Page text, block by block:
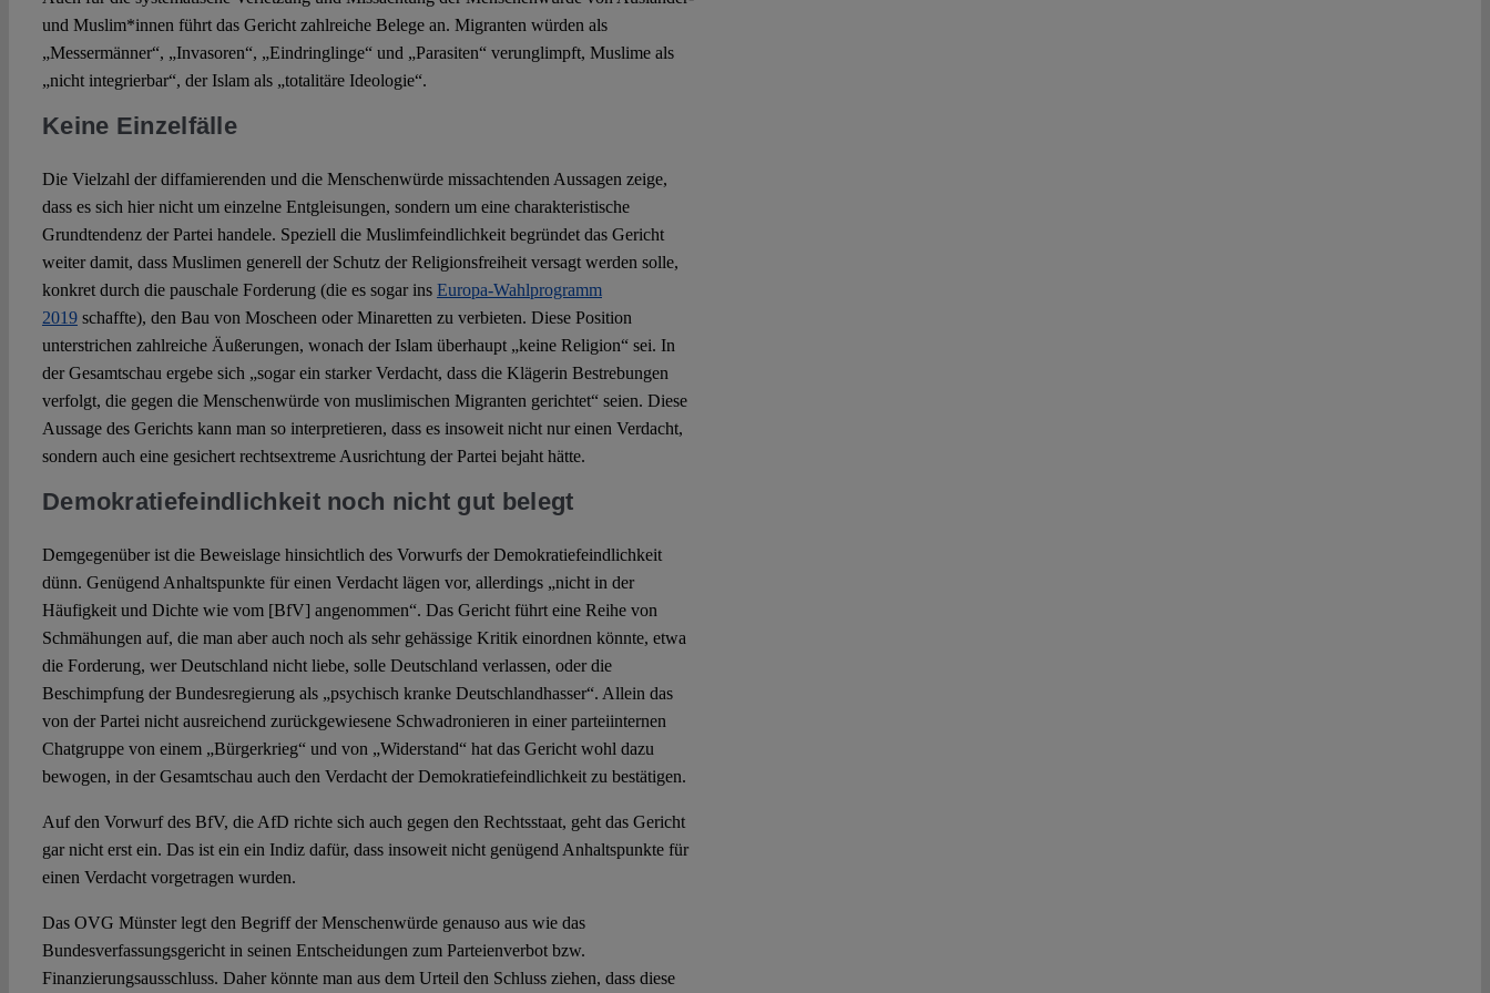
und Muslim*innen führt das Gericht zahlreiche Belege an. Migranten würden als
„Messermänner“, „Invasoren“, „Eindringlinge“ und „Parasiten“ verunglimpft, Muslime als
„nicht integrierbar“, der Islam als „totalitäre Ideologie“.
Keine Einzelfälle
Die Vielzahl der diffamierenden und die Menschenwürde missachtenden Aussagen zeige,
dass es sich hier nicht um einzelne Entgleisungen, sondern um eine charakteristische
Grundtendenz der Partei handele. Speziell die Muslimfeindlichkeit begründet das Gericht
weiter damit, dass Muslimen generell der Schutz der Religionsfreiheit versagt werden solle,
konkret durch die pauschale Forderung (die es sogar ins Europa-Wahlprogramm
2019schaffte), den Bau von Moscheen oder Minaretten zu verbieten. Diese Position
unterstrichen zahlreiche Äußerungen, wonach der Islam überhaupt „keine Religion“ sei. In
der Gesamtschau ergebe sich „sogar ein starker Verdacht, dass die Klägerin Bestrebungen
verfolgt, die gegen die Menschenwürde von muslimischen Migranten gerichtet“ seien. Diese
Aussage des Gerichts kann man so interpretieren, dass es insoweit nicht nur einen Verdacht,
sondern auch eine gesichert rechtsextreme Ausrichtung der Partei bejaht hätte.
Demokratiefeindlichkeit noch nicht gut belegt
Demgegenüber ist die Beweislage hinsichtlich des Vorwurfs der Demokratiefeindlichkeit
dünn. Genügend Anhaltspunkte für einen Verdacht lägen vor, allerdings „nicht in der
Häufigkeit und Dichte wie vom [BfV] angenommen“. Das Gericht führt eine Reihe von
Schmähungen auf, die man aber auch noch als sehr gehässige Kritik einordnen könnte, etwa
die Forderung, wer Deutschland nicht liebe, solle Deutschland verlassen, oder die
Beschimpfung der Bundesregierung als „psychisch kranke Deutschlandhasser“. Allein das
von der Partei nicht ausreichend zurückgewiesene Schwadronieren in einer parteiinternen
Chatgruppe von einem „Bürgerkrieg“ und von „Widerstand“ hat das Gericht wohl dazu
bewogen, in der Gesamtschau auch den Verdacht der Demokratiefeindlichkeit zu bestätigen.
Auf den Vorwurf des BfV, die AfD richte sich auch gegen den Rechtsstaat, geht das Gericht
gar nicht erst ein. Das ist ein ein Indiz dafür, dass insoweit nicht genügend Anhaltspunkte für
einen Verdacht vorgetragen wurden.
Das OVG Münster legt den Begriff der Menschenwürde genauso aus wie das
Bundesverfassungsgericht in seinen Entscheidungen zum Parteienverbot bzw.
Finanzierungsausschluss. Daher könnte man aus dem Urteil den Schluss ziehen, dass diese